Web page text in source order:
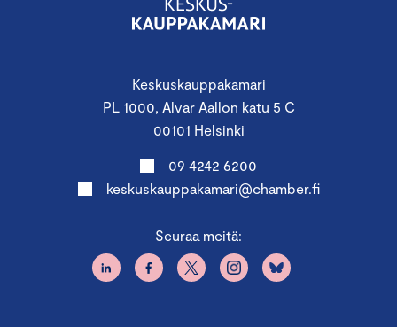
Keskuskauppakamari
PL 1000, Alvar Aallon katu 5 C
00101 Helsinki
09 4242 6200
keskuskauppakamari@chamber.fi
Seuraa meitä: